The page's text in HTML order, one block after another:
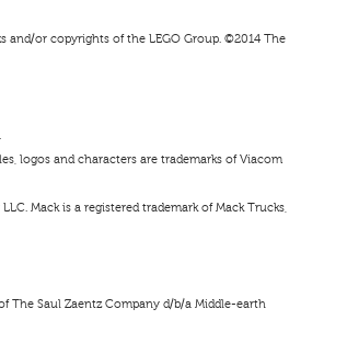
and/or copyrights of the LEGO Group. ©2014 The
logos and characters are trademarks of Viacom
Mack is a registered trademark of Mack Trucks,
The Saul Zaentz Company d/b/a Middle-earth